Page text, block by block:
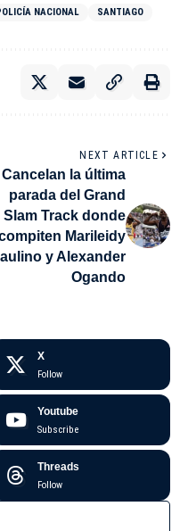
NACIONAL SANTIAGO
NEXT ARTICLE
Cancelan la última
parada del Grand
Slam Track donde
Marileidy
y Alexander
Ogando
X
Follow
Youtube
Subscribe
Threads
Follow